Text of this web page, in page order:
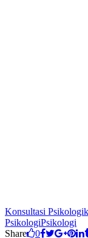
Konsultasi Psikologi
PsikologiPsikologi
Share
0